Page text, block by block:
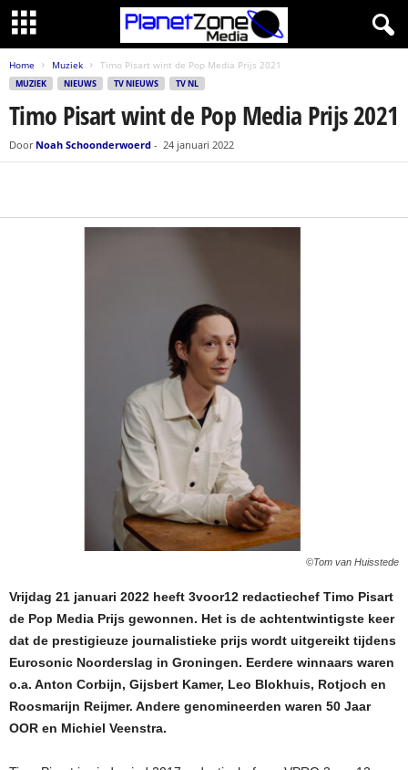
Home Muziek Timo Pisart wint de Pop Media Prijs 2021
MUZIEK NIEUWS TV NIEUWS TV NL
Timo Pisart wint de Pop Media Prijs 2021
Door Noah Schoonderwoerd - 24 januari 2022
©Tom van Huisstede
Vrijdag 21 januari 2022 heeft 3voor12 redactiechef Timo Pisart
de Pop Media Prijs gewonnen. Het is de achtentwintigste keer
dat de prestigieuze journalistieke prijs wordt uitgereikt tijdens
Eurosonic Noorderslag in Groningen. Eerdere winnaars waren
o.a. Anton Corbijn, Gijsbert Kamer, Leo Blokhuis, Rotjoch en
Roosmarijn Reijmer. Andere genomineerden waren 50 Jaar
OOR en Michiel Veenstra.